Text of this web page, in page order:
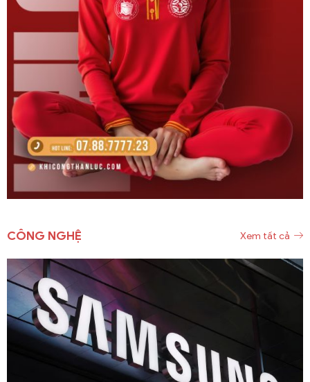
CÔNG NGHỆ Xem tất cả